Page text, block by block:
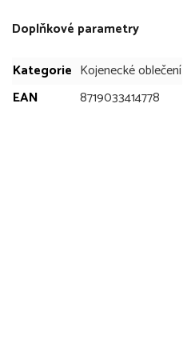
Doplňkové parametry
Kategorie Kojenecké oblečení
EAN
8719033414778